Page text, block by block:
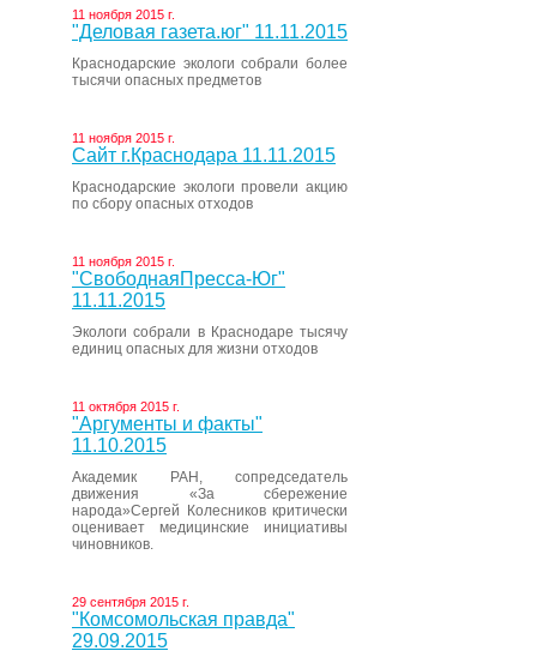
11 ноября 2015 г.
"Деловая газета.юг" 11.11.2015
Краснодарские экологи собрали более
тысячи опасных предметов
11 ноября 2015 г.
Сайт г.Краснодара 11.11.2015
Краснодарские экологи провели акцию
по сбору опасных отходов
11 ноября 2015 г.
"СвободнаяПресса-Юг"
11.11.2015
Экологи собрали в Краснодаре тысячу
единиц опасных для жизни отходов
11 октября 2015 г.
"Аргументы и факты"
11.10.2015
Академик РАН, сопредседатель
движения «За сбережение
народа»Сергей Колесников критически
оценивает медицинские инициативы
чиновников.
29 сентября 2015 г.
"Комсомольская правда"
29.09.2015